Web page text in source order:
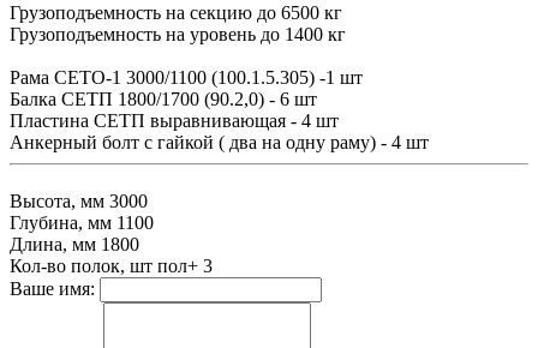
Грузоподъемность на секцию до 6500 кг
Грузоподъемность на уровень до 1400 кг
Рама СЕТО-1 3000/1100 (100.1.5.305) -1 шт
Балка СЕТП 1800/1700 (90.2,0) - 6 шт
Пластина СЕТП выравнивающая - 4 шт
Анкерный болт с гайкой ( два на одну раму) - 4 шт
Высота, мм 3000
Глубина, мм 1100
Длина, мм 1800
Кол-во полок, шт пол+ 3
Ваше имя: